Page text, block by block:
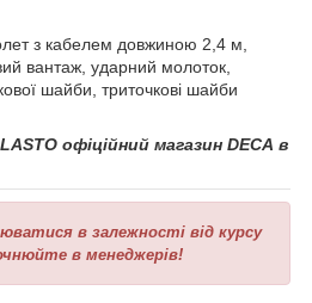
з кабелем довжиною 2,4 м,
вантаж, ударний молоток,
шайби, триточкові шайби
офіційний магазин DECA в
в залежності від курсу
в менеджерів!